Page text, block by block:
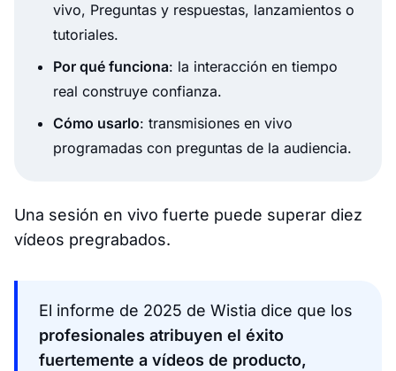
vivo, Preguntas y respuestas, lanzamientos o
tutoriales.
Por qué funciona: la interacción en tiempo
real construye confianza.
Cómo usarlo: transmisiones en vivo
programadas con preguntas de la audiencia.
Una sesión en vivo fuerte puede superar diez
vídeos pregrabados.
El informe de 2025 de Wistia dice que los
profesionales atribuyen el éxito
fuertemente a vídeos de producto,